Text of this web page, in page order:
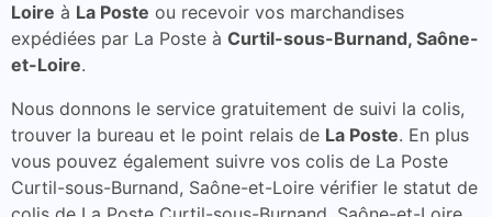
Loire à La Poste ou recevoir vos marchandises
expédiées par La Poste à Curtil-sous-Burnand, Saône-
et-Loire.
Nous donnons le service gratuitement de suivi la colis,
trouver la bureau et le point relais de La Poste. En plus
vous pouvez également suivre vos colis de La Poste
Curtil-sous-Burnand, Saône-et-Loire vérifier le statut de